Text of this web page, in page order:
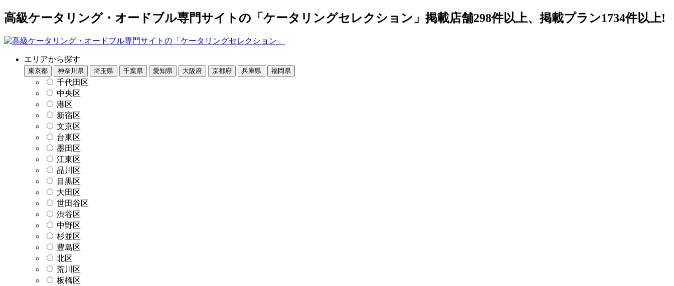
高級ケータリング・オードブル専門サイトの「ケータリングセレクション」掲載店舗298件以上、掲載プラン1734件以上!
エリアから探す
東京都 神奈川県 埼玉県 千葉県 愛知県 大阪府 京都府 兵庫県 福岡県
千代田区
中央区
港区
新宿区
文京区
台東区
墨田区
江東区
品川区
目黒区
大田区
世田谷区
渋谷区
中野区
杉並区
豊島区
北区
荒川区
板橋区